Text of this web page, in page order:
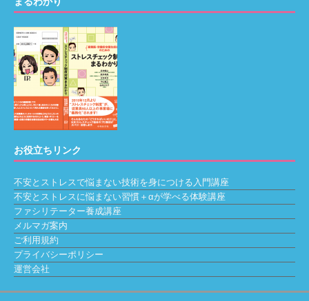
お役立ちリンク
不安とストレスで悩まない技術を身につける入門講座
不安とストレスに悩まない習慣＋αが学べる体験講座
ファシリテーター養成講座
メルマガ案内
ご利用規約
プライバシーポリシー
運営会社